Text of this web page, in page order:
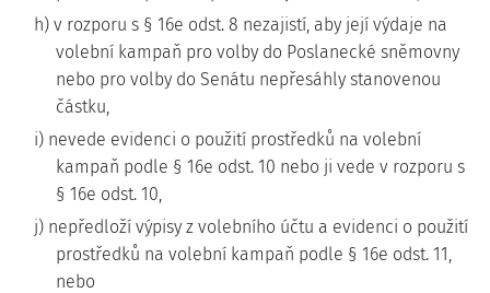
h) v rozporu s § 16e odst. 8 nezajistí, aby její výdaje na
volební kampaň pro volby do Poslanecké sněmovny
nebo pro volby do Senátu nepřesáhly stanovenou
částku,
i) nevede evidenci o použití prostředků na volební
kampaň podle § 16e odst. 10 nebo ji vede v rozporu s
§ 16e odst. 10,
j) nepředloží výpisy z volebního účtu a evidenci o použití
prostředků na volební kampaň podle § 16e odst. 11,
nebo